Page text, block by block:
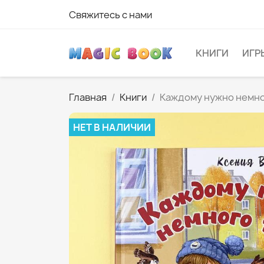
Свяжитесь с нами
КНИГИ
Главная Книги Каждому нужно
НЕТ В НАЛИЧИИ